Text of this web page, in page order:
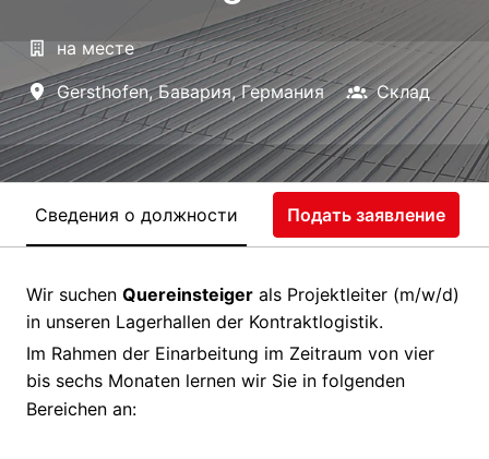
на месте
Gersthofen, Бавария, Германия Склад
Сведения о должности Подать заявление
Wir suchen Quereinsteiger als Projektleiter (m/w/d)
in unseren Lagerhallen der Kontraktlogistik.
Im Rahmen der Einarbeitung im Zeitraum von vier
bis sechs Monaten lernen wir Sie in folgenden
Bereichen an: